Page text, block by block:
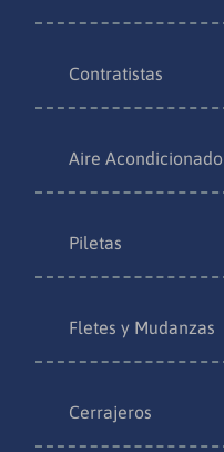
Contratistas
Aire Acondicionado
Piletas
Fletes y Mudanzas
Cerrajeros